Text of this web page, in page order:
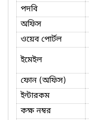
পদবি
অফিস
ওয়েব পোর্টল
ইমেইল
ফোন (অফিস)
ইন্টারকম
কক্ষ নম্বর